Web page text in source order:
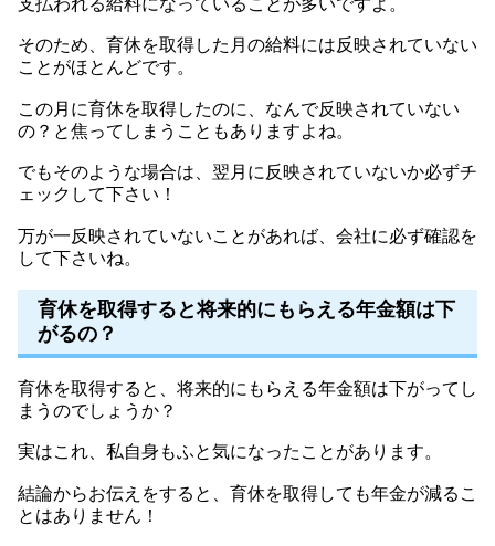
そのため、育休を取得した月の給料には反映されていない
ことがほとんどです。
この月に育休を取得したのに、なんで反映されていない
の？と焦ってしまうこともありますよね。
でもそのような場合は、翌月に反映されていないか必ずチ
ェックして下さい！
万が一反映されていないことがあれば、会社に必ず確認を
して下さいね。
育休を取得すると将来的にもらえる年金額は下
がるの？
育休を取得すると、将来的にもらえる年金額は下がってし
まうのでしょうか？
実はこれ、私自身もふと気になったことがあります。
結論からお伝えをすると、育休を取得しても年金が減るこ
とはありません！